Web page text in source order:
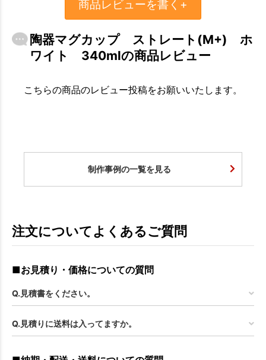
商品レビューを書く+
陶器マグカップ ストレート(M+) ホ
ワイト 340mlの商品レビュー
こちらの商品のレビュー投稿をお願いいたします。
制作事例の一覧を見る
注文についてよくあるご質問
■お見積り・価格についての質問
Q.見積書をください。
Q.見積りに送料は入ってますか。